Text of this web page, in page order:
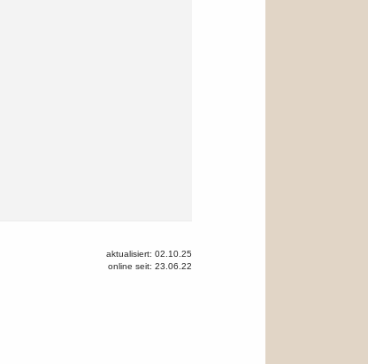
aktualisiert: 02.10.25
online seit: 23.06.22